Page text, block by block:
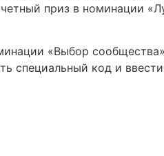
приз в номинации
«Выбор
специальный код и